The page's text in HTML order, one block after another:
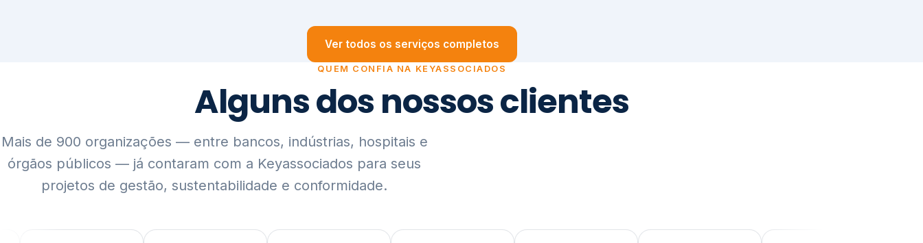
Mais de 900 organizações — entre bancos, indústrias, hospitais e
órgãos públicos — já contaram com a Keyassociados para seus
projetos de gestão, sustentabilidade e conformidade.